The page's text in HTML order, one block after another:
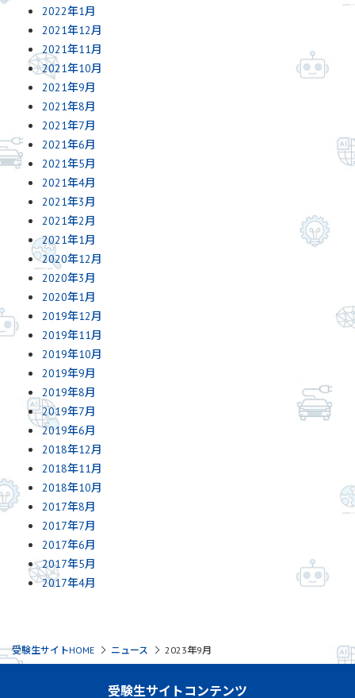
2022年1月
2021年12月
2021年11月
2021年10月
2021年9月
2021年8月
2021年7月
2021年6月
2021年5月
2021年4月
2021年3月
2021年2月
2021年1月
2020年12月
2020年3月
2020年1月
2019年12月
2019年11月
2019年10月
2019年9月
2019年8月
2019年7月
2019年6月
2018年12月
2018年11月
2018年10月
2017年8月
2017年7月
2017年6月
2017年5月
2017年4月
受験生サイトHOME ニュース 2023年9月
受験生サイトコンテンツ